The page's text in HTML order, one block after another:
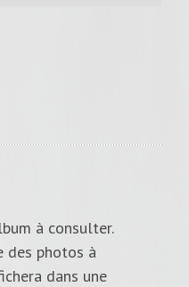
à consulter.
des photos à
dans une